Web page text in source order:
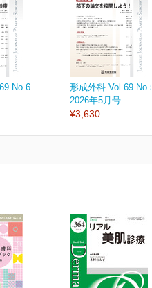
No.6
形成外科 Vol.69 No.5
2026年5月号
¥3,630